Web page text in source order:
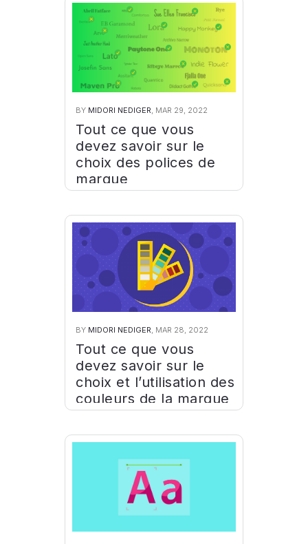
BY MIDORI NEDIGER, MAR 29, 2022
Tout ce que vous
devez savoir sur le
choix des polices de
marque
BY MIDORI NEDIGER, MAR 28, 2022
Tout ce que vous
devez savoir sur le
choix et l’utilisation des
couleurs de la marque